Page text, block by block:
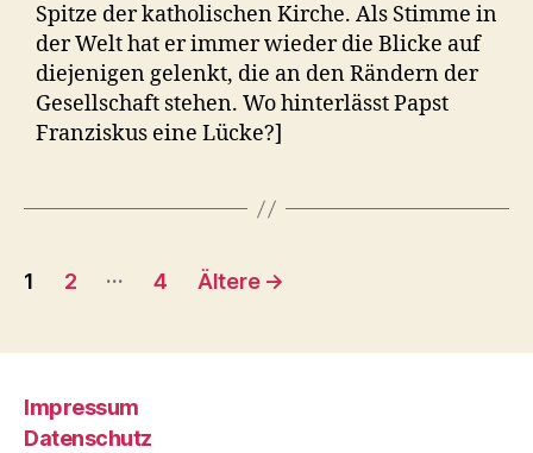
Spitze der katholischen Kirche. Als Stimme in
der Welt hat er immer wieder die Blicke auf
diejenigen gelenkt, die an den Rändern der
Gesellschaft stehen. Wo hinterlässt Papst
Franziskus eine Lücke?]
Seitennummerierung
Beiträge
1 2 … 4 Ältere →
Impressum
Datenschutz